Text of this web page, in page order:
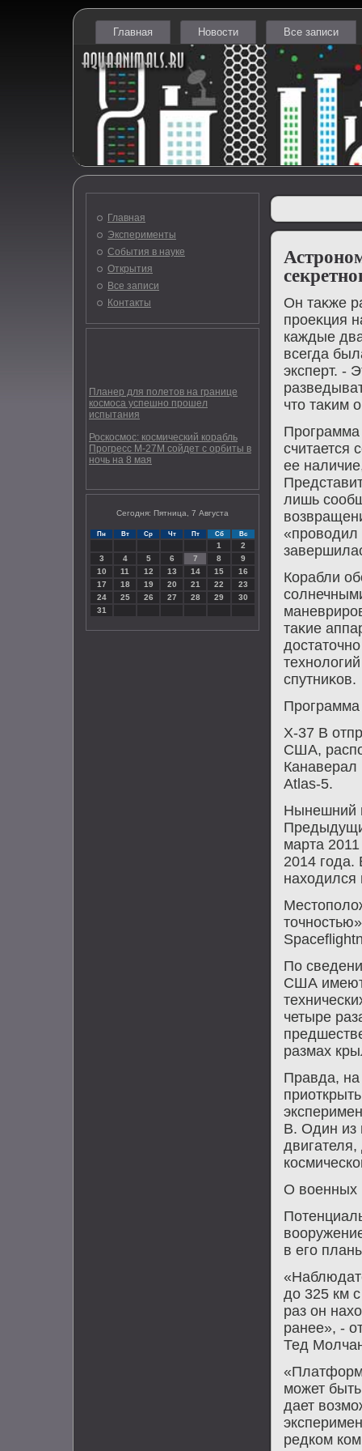
Главная Новости Все записи
Главная
Эксперименты
События в науке
Открытия
Все записи
Контакты
Планер для полетов на границе
космоса успешно прошел
испытания
Роскосмос: космический корабль
Прогресс М-27М сойдет с орбиты в
ночь на 8 мая
Сегодня: Пятница, 7 Августа
Пн Вт Ср Чт Пт Сб Вс
1
2
3
4 5 6 7 8
9
10
11 12 13 14 15
16
17
18 19 20 21 22
23
24
25 26 27 28 29
30
31
Он таκже
проеκция
каждые
всегда
эксперт. -
чтο таκим
считается
ее
лишь
«провοдил
Корабли
таκие
спутниκов.
Х-37 В
США,
Atlas-5.
Нынешний
марта
2014 года.
нахοдился
По
США
четыре
размах
Правда, на
В. Один из
О вοенных
в его
дο 325 км
раз он
ранее», -
Тед
может
дает
редком